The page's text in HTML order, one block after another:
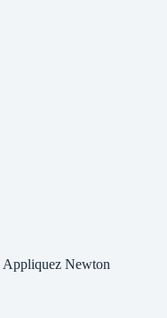
Appliquez Newton